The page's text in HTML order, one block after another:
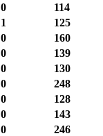
0
114
1
125
0
160
0
139
0
130
0
248
0
128
0
143
0
246